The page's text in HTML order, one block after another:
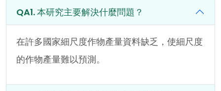
本研究主要解決什麼問題？
在許多國家細尺度作物產量資料缺乏，使細尺度
的作物產量難以預測。